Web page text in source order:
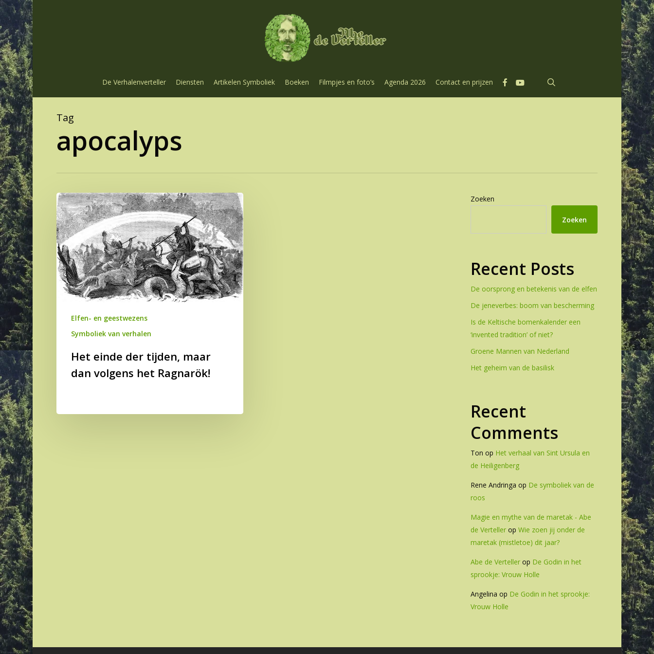
Skip
to
main
content
De Verhalenverteller Diensten Artikelen Symboliek Boeken Filmpjes en foto’s Agenda 2026 Contact en prijzen facebookyoutube
Tag
apocalyps
Het
einde
der
tijden,
maar
dan
volgens
het
Ragnarök!
Elfen- en geestwezens
Symboliek van verhalen
Het einde der tijden, maar
dan volgens het Ragnarök!
Zoeken
Zoeken
Recent Posts
De oorsprong en betekenis van de elfen
De jeneverbes: boom van bescherming
Is de Keltische bomenkalender een
‘invented tradition’ of niet?
Groene Mannen van Nederland
Het geheim van de basilisk
Recent
Comments
Ton op Het verhaal van Sint Ursula en
de Heiligenberg
Rene Andringa op De symboliek van de
roos
Magie en mythe van de maretak - Abe
de Vertellerop Wie zoen jij onder de
maretak (mistletoe) dit jaar?
Abe de Vertellerop De Godin in het
sprookje: Vrouw Holle
Angelina op De Godin in het sprookje:
Vrouw Holle